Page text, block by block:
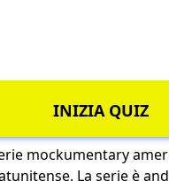
INIZIA QUIZ
mockumentary
La serie è